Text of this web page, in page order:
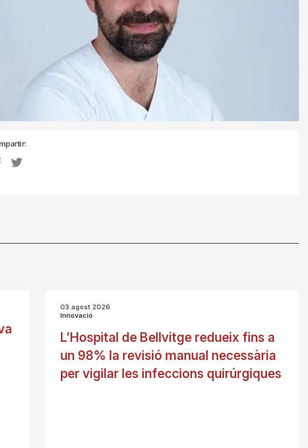
03 agost 2026
Innovació
L’Hospital de Bellvitge redueix fins a
un 98% la revisió manual necessària
per vigilar les infeccions quirúrgiques